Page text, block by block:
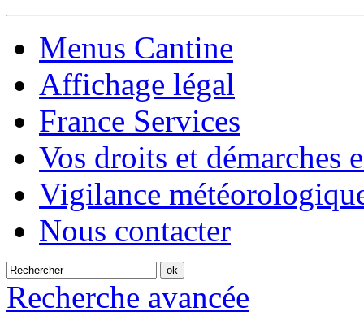
Menus Cantine
Affichage légal
France Services
Vos droits et démarches
Vigilance
Nous contacter
Recherche avancée